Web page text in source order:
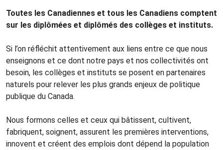
Toutes les Canadiennes et tous les Canadiens comptent
sur les diplômées et diplômés des collèges et instituts.
Si l’on réfléchit attentivement aux liens entre ce que nous
enseignons et ce dont notre pays et nos collectivités ont
besoin, les collèges et instituts se posent en partenaires
naturels pour relever les plus grands enjeux de politique
publique du Canada.
Nous formons celles et ceux qui bâtissent, cultivent,
fabriquent, soignent, assurent les premières interventions,
innovent et créent des emplois dont dépend la population